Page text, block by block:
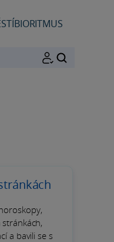
BIORITMUS
a bavili se s